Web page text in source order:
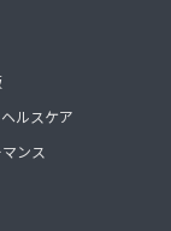
ルスケア
ンス